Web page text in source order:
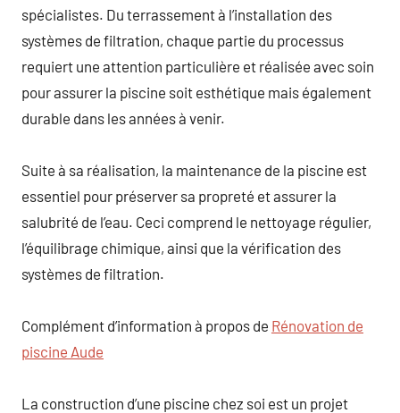
spécialistes. Du terrassement à l’installation des
systèmes de filtration, chaque partie du processus
requiert une attention particulière et réalisée avec soin
pour assurer la piscine soit esthétique mais également
durable dans les années à venir.
Suite à sa réalisation, la maintenance de la piscine est
essentiel pour préserver sa propreté et assurer la
salubrité de l’eau. Ceci comprend le nettoyage régulier,
l’équilibrage chimique, ainsi que la vérification des
systèmes de filtration.
Complément d’information à propos de Rénovation de
piscine Aude
La construction d’une piscine chez soi est un projet